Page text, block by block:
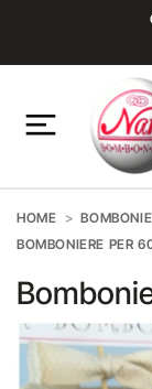
HOME
BOMBONIERE PER